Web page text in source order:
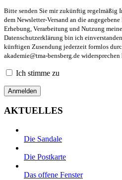
Bitte senden Sie mir zukünftig regelmäßig
dem Newsletter-Versand an die
Erhebung, Verarbeitung und Nutzung
Datenschutzerklärung bin ich
künftigen Zusendung jederzeit formlos
akademie@tma-bensberg.de
Ich stimme zu
AKTUELLES
Die Sandale
Die Postkarte
Das offene Fenster